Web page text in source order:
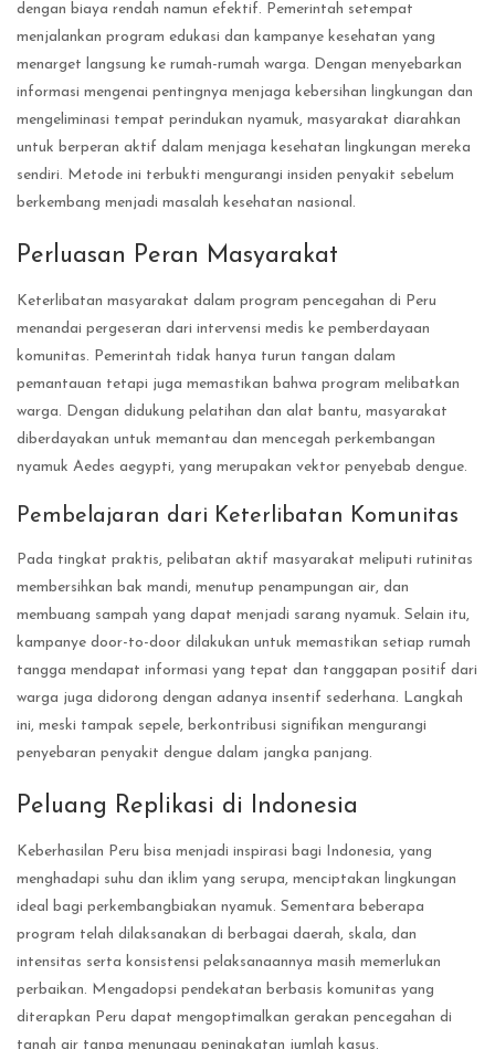
dengan biaya rendah namun efektif. Pemerintah setempat
menjalankan program edukasi dan kampanye kesehatan yang
menarget langsung ke rumah-rumah warga. Dengan menyebarkan
informasi mengenai pentingnya menjaga kebersihan lingkungan dan
mengeliminasi tempat perindukan nyamuk, masyarakat diarahkan
untuk berperan aktif dalam menjaga kesehatan lingkungan mereka
sendiri. Metode ini terbukti mengurangi insiden penyakit sebelum
berkembang menjadi masalah kesehatan nasional.
Perluasan Peran Masyarakat
Keterlibatan masyarakat dalam program pencegahan di Peru
menandai pergeseran dari intervensi medis ke pemberdayaan
komunitas. Pemerintah tidak hanya turun tangan dalam
pemantauan tetapi juga memastikan bahwa program melibatkan
warga. Dengan didukung pelatihan dan alat bantu, masyarakat
diberdayakan untuk memantau dan mencegah perkembangan
nyamuk Aedes aegypti, yang merupakan vektor penyebab dengue.
Pembelajaran dari Keterlibatan Komunitas
Pada tingkat praktis, pelibatan aktif masyarakat meliputi rutinitas
membersihkan bak mandi, menutup penampungan air, dan
membuang sampah yang dapat menjadi sarang nyamuk. Selain itu,
kampanye door-to-door dilakukan untuk memastikan setiap rumah
tangga mendapat informasi yang tepat dan tanggapan positif dari
warga juga didorong dengan adanya insentif sederhana. Langkah
ini, meski tampak sepele, berkontribusi signifikan mengurangi
penyebaran penyakit dengue dalam jangka panjang.
Peluang Replikasi di Indonesia
Keberhasilan Peru bisa menjadi inspirasi bagi Indonesia, yang
menghadapi suhu dan iklim yang serupa, menciptakan lingkungan
ideal bagi perkembangbiakan nyamuk. Sementara beberapa
program telah dilaksanakan di berbagai daerah, skala, dan
intensitas serta konsistensi pelaksanaannya masih memerlukan
perbaikan. Mengadopsi pendekatan berbasis komunitas yang
diterapkan Peru dapat mengoptimalkan gerakan pencegahan di
tanah air tanpa menunggu peningkatan jumlah kasus.